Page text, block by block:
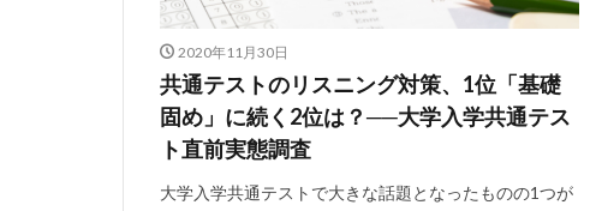
2020年11月30日
共通テストのリスニング対策、1位「基礎
固め」に続く2位は？──大学入学共通テス
ト直前実態調査
大学入学共通テストで大きな話題となったものの1つが